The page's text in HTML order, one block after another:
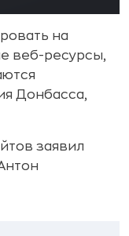
на
веб-ресурсы,
Донбасса,
заявил